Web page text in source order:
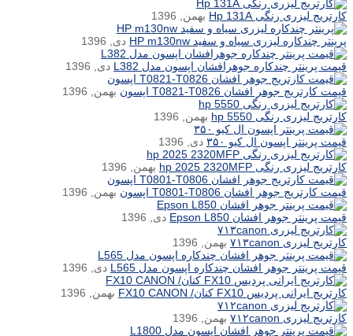
کارتریج لیزری رنگی Hp 131A
بهمن, 1396
پرینتر چندکاره لیزری سیاه و سفید HP m130nw
دی, 1396
قیمت پرینتر چندکاره جوهرافشان اپسون مدل L382
دی, 1396
قیمت کارتریج جوهر افشان T0821-T0826 اپسون
بهمن, 1396
کارتریج لیزری رنگی hp 5550
بهمن, 1396
قیمت پرینتر اپسون ال کیو ۳۵۰
دی, 1396
کارتریج لیزری رنگی hp 2025 2320MFP
بهمن, 1396
قیمت کارتریج جوهر افشان T0801-T0806 اپسون
بهمن, 1396
قیمت پرینتر جوهر افشان Epson L850
دی, 1396
کارتریج لیزری ۷۱۳canon
بهمن, 1396
قیمت پرینتر جوهر افشان چندکاره اپسون مدل L565
دی, 1396
کارتریج ایرانی پردیس FX10 کنان/ FX10 CANON
بهمن, 1396
کارتریج لیزری ۷۱۲canon
بهمن, 1396